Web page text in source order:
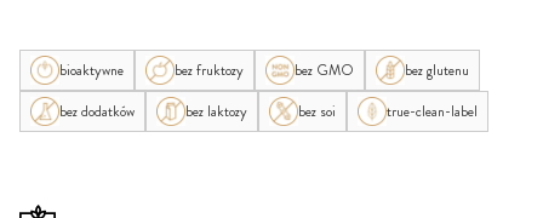
bioaktywne bez fruktozy bez GMO
bez glutenu
bez dodatków
bez laktozy bez soi true-clean-label